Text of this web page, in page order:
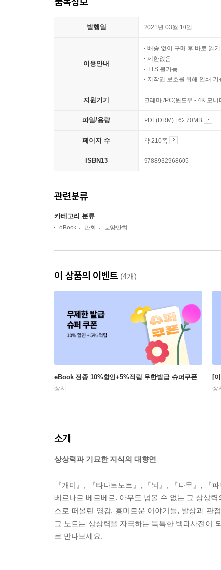
발행일 2021년 03월 10일
이용안내
배송 없이 구매 후 바로 읽기
제한없음
TTS 불가능
저작권 보호를 위해 인쇄 기
지원기기 크레마 /PC(윈도우 - 4K 모
파일/용량 PDF(DRM) | 62.70MB
페이지 수 약 210쪽
ISBN13 9788932968605
관련분류
카테고리 분류
eBook 만화 교양만화
이 상품의 이벤트 (4개)
eBook 전종 10%할인+5%적립 무한발급 슈퍼쿠폰
상시
[
상
소개
상상력과 기묘한 지식의 대향연
『개미』, 『타나토노트』, 『뇌』, 『나무』, 『
베르나르 베르베르. 아무도 넘볼 수 없는 그 상상
스로 떠올린 영감, 흥미로운 이야기들, 발상과 관
그 노트는 상상력을 자극하는 독특한 백과사전이
로 만나보세요.